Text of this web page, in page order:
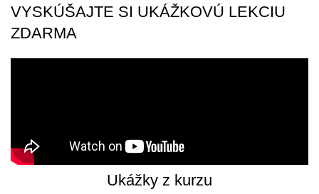
VYSKÚŠAJTE SI UKÁŽKOVÚ LEKCIU
ZDARMA
Ukážky z kurzu